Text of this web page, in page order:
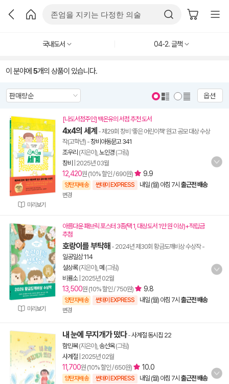
국내도서 04-2. 글책
이 분야에 5개의 상품이 있습니다.
옵션
미리보기
[나도서점주인] 백온유의 서점 추천 도서
4x4의 세계 - 제29회 창비 ‘좋은 어린이책’ 원고 공모 대상 수상
작(고학년) -창비아동문고 341
조우리 (지은이), 노인경 (그림)
창비
2025년 03월
12,420원 (10% 할인 / 690원) 9.9
양탄자배송 썬데이 EXPRESS 내일 (월) 아침 7시 출근전 배송
변경
미리보기
아름다운 패브릭 포스터 3종(택 1, 대상도서 1만 원 이상)+적립금
추첨
호랑이를 부탁해 - 2024년 제30회 황금도깨비상 수상작-
일공일삼 114
설상록(지은이), 메 (그림)
비룡소| 2025년 02월
13,500원 (10% 할인 / 750원) 9.8
양탄자배송 썬데이 EXPRESS 내일 (월) 아침 7시 출근전 배송
변경
내 눈에 무지개가 떴다-사계절 동시집 22
함민복(지은이), 송선옥(그림)
사계절 2025년 02월
11,700원 (10% 할인 / 650원) 10.0
양탄자배송 썬데이 EXPRESS 내일 (월) 아침 7시 출근전 배송